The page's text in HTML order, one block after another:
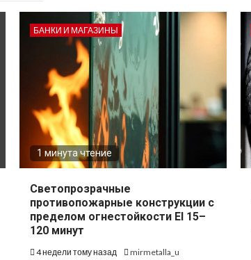
БАНКИ И МАГАЗИНЫ
1 минута чтение
Светопрозрачные
противопожарные конструкции с
пределом огнестойкости EI 15–
120 минут
4 недели тому назад mirmetalla_u